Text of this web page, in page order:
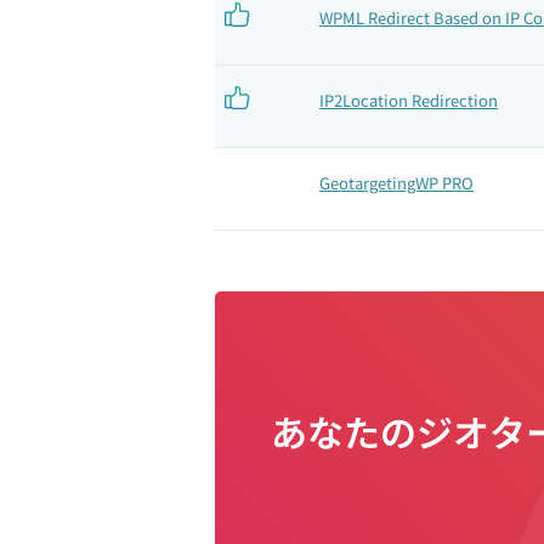
WPML Redirect Based on IP
IP2Location Redirection
GeotargetingWP PRO
あなたのジオタ